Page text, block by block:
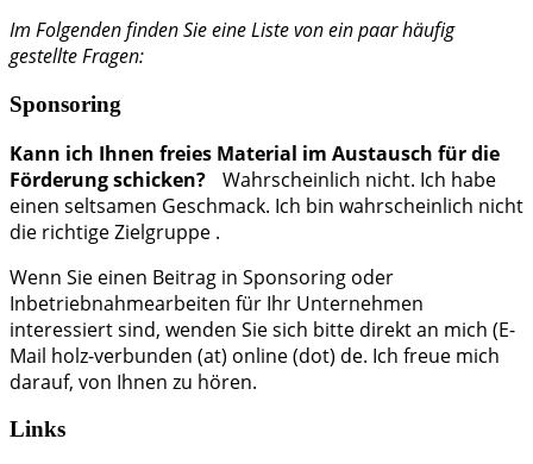
Im Folgenden finden Sie eine Liste von ein paar häufig
gestellte Fragen:
Sponsoring
Kann ich Ihnen freies Material im Austausch für die
Förderung schicken? Wahrscheinlich nicht. Ich habe
einen seltsamen Geschmack. Ich bin wahrscheinlich nicht
die richtige Zielgruppe .
Wenn Sie einen Beitrag in Sponsoring oder
Inbetriebnahmearbeiten für Ihr Unternehmen
interessiert sind, wenden Sie sich bitte direkt an mich (E-
Mail holz-verbunden (at) online (dot) de. Ich freue mich
darauf, von Ihnen zu hören.
Links